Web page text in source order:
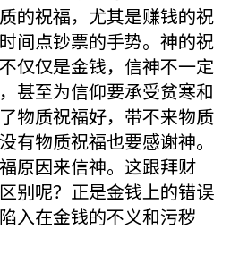
的祝福，尤其是赚钱的祝
间点钞票的手势。神的祝
仅仅是金钱，信神不一定
甚至为信仰要承受贫寒和
物质祝福好，带不来物质
有物质祝福也要感谢神。
原因来信神。这跟拜财
别呢？正是金钱上的错误
入在金钱的不义和污秽